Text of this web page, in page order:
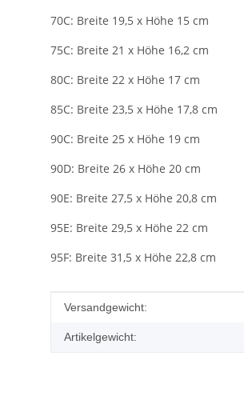
70C: Breite 19,5 x Höhe 15 cm
75C: Breite 21 x Höhe 16,2 cm
80C: Breite 22 x Höhe 17 cm
85C: Breite 23,5 x Höhe 17,8 cm
90C: Breite 25 x Höhe 19 cm
90D: Breite 26 x Höhe 20 cm
90E: Breite 27,5 x Höhe 20,8 cm
95E: Breite 29,5 x Höhe 22 cm
95F: Breite 31,5 x Höhe 22,8 cm
Produkteigenschaft
Wert
Versandgewicht:
Artikelgewicht: